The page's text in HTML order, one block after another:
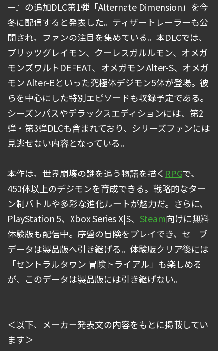
ー』の追加DLC第1弾「Alternate Dimension」を今
冬に配信すると発表した。ティザートレーラーも公
開され、ファンの注目を集めている。本DLCでは、
ブリッツグレイモン、クーレスガルルモン、オメガ
モンズワルトDEFEAT、オメガモン Alter-S、オメガ
モン Alter-Bといった究極体デジモン5体が登場。彼
らを中心にした特別エピソードも収録予定である。
シーズンパスやデラックスエディションには、第2
弾・第3弾DLCも含まれており、シリーズファンには
見逃せない内容となっている。
本作は、世界崩壊の謎を追う物語を描く RPGで、
450体以上のデジモンを育成できる。戦略的なター
ン制バトルや多彩な進化ルートが魅力だ。さらに、
PlayStation 5、Xbox Series X|S、 Steam向けに無料
体験版も配信中。序盤の冒険をプレイでき、セーブ
データは製品版へ引き継げる。体験版クリア後には
「セントラルタウン 冒険トライアル」も楽しめる
が、このデータは製品版には引き継げない。
＜以下、メーカー発表文の内容をもとに掲載してい
ます＞